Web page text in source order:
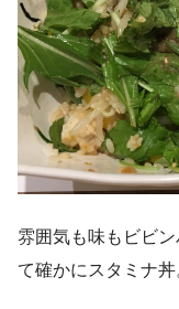
雰囲気も味もビビ
て確かにスタミナ丼